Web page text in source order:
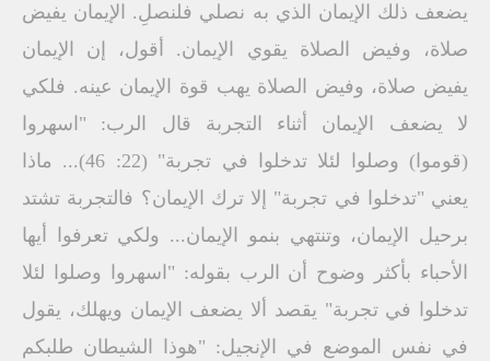
يضعف ذلك الإيمان الذي به نصلي فلنصلِ. الإيمان يفيض
صلاة، وفيض الصلاة يقوي الإيمان. أقول، إن الإيمان
يفيض صلاة، وفيض الصلاة يهب قوة الإيمان عينه. فلكي
لا يضعف الإيمان أثناء التجربة قال الرب: "اسهروا
(قوموا) وصلوا لئلا تدخلوا في تجربة" (22: 46)... ماذا
يعني "تدخلوا في تجربة" إلا ترك الإيمان؟ فالتجربة تشتد
برحيل الإيمان، وتنتهي بنمو الإيمان... ولكي تعرفوا أيها
الأحباء بأكثر وضوح أن الرب بقوله: "اسهروا وصلوا لئلا
تدخلوا في تجربة" يقصد ألا يضعف الإيمان ويهلك، يقول
في نفس الموضع في الإنجيل: "هوذا الشيطان طلبكم